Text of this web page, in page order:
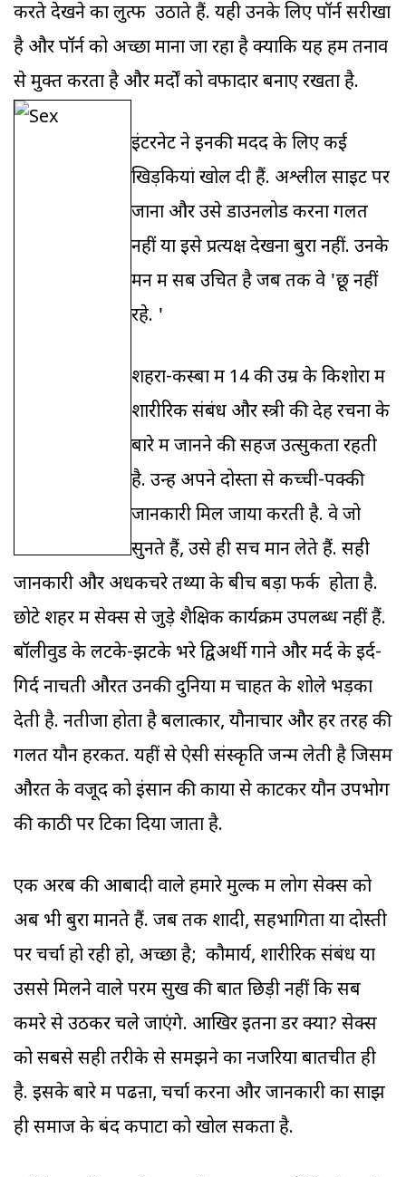
करते देखने का लुत्फ उठाते हैं. यही उनके लिए पॉर्न सरीखा
है और पॉर्न को अच्छा माना जा रहा है क्योंकि यह हमें तनाव
से मुक्त करता है और मर्दों को वफादार बनाए रखता है.
इंटरनेट ने इनकी मदद के लिए कई
खिड़कियां खोल दी हैं. अश्लील साइट पर
जाना और उसे डाउनलोड करना गलत
नहीं या इसे प्रत्यक्ष देखना बुरा नहीं. उनके
मन में सब उचित है जब तक वे 'छू नहीं
रहे. '
शहरों-कस्बों में 14 की उम्र के किशोरों में
शारीरिक संबंध और स्त्री की देह रचना के
बारे में जानने की सहज उत्सुकता रहती
है. उन्हें अपने दोस्तों से कच्ची-पक्की
जानकारी मिल जाया करती है. वे जो
सुनते हैं, उसे ही सच मान लेते हैं. सही
जानकारी और अधकचरे तथ्यों के बीच बड़ा फर्क होता है.
छोटे शहर में सेक्स से जुड़े शैक्षिक कार्यक्रम उपलब्ध नहीं हैं.
बॉलीवुड के लटके-झटके भरे द्विअर्थी गाने और मर्द के इर्द-
गिर्द नाचती औरत उनकी दुनिया में चाहत के शोले भड़का
देती है. नतीजा होता है बलात्कार, यौनाचार और हर तरह की
गलत यौन हरकतें. यहीं से ऐसी संस्कृति जन्म लेती है जिसमें
औरत के वजूद को इंसान की काया से काटकर यौन उपभोग
की काठी पर टिका दिया जाता है.
एक अरब की आबादी वाले हमारे मुल्क में लोग सेक्स को
अब भी बुरा मानते हैं. जब तक शादी, सहभागिता या दोस्ती
पर चर्चा हो रही हो, अच्छा है; कौमार्य, शारीरिक संबंध या
उससे मिलने वाले परम सुख की बात छिड़ी नहीं कि सब
कमरे से उठकर चले जाएंगे. आखिर इतना डर क्यों? सेक्स
को सबसे सही तरीके से समझने का नजरिया बातचीत ही
है. इसके बारे में पढऩा, चर्चा करना और जानकारी का साझ
ही समाज के बंद कपाटों को खोल सकता है.